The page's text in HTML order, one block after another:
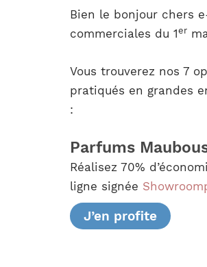
Bien le bonjour chers
commerciales du 1er
Vous trouverez nos 7
pratiqués en grandes
:
Parfums
Réalisez 70%
ligne signée
J’en profite